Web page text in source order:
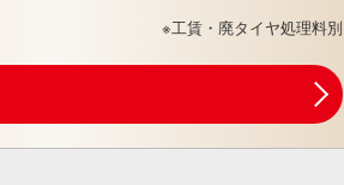
※工賃・廃タイヤ処理料別